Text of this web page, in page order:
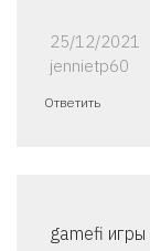
25/12/2021
jennietp60
Ответить
gamefi игры